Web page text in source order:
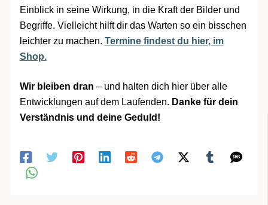
Einblick in seine Wirkung, in die Kraft der Bilder und
Begriffe. Vielleicht hilft dir das Warten so ein bisschen
leichter zu machen. Termine findest du hier, im
Shop.
Wir bleiben dran – und halten dich hier über alle
Entwicklungen auf dem Laufenden. Danke für dein
Verständnis und deine Geduld!